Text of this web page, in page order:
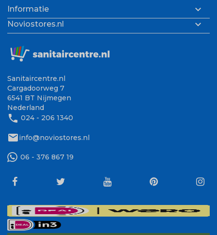
Informatie 
Noviostores.nl 
Sanitaircentre.nl
Cargadoorweg 7
6541 BT Nijmegen
Nederland
phone 024 - 206 1340
mailinfo@noviostores.nl
06 - 376 867 19